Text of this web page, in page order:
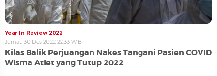
Year In Review 2022
Jumat, 30 Des 2022 22:33 WIB
Kilas Balik Perjuangan Nakes Tangani Pasien COVID
Wisma Atlet yang Tutup 2022